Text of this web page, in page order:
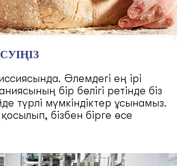
Әлемдегі ең ірі
бір бөлігі ретінде біз
түрлі мүмкіндіктер ұсынамыз.
бізбен бірге өсе